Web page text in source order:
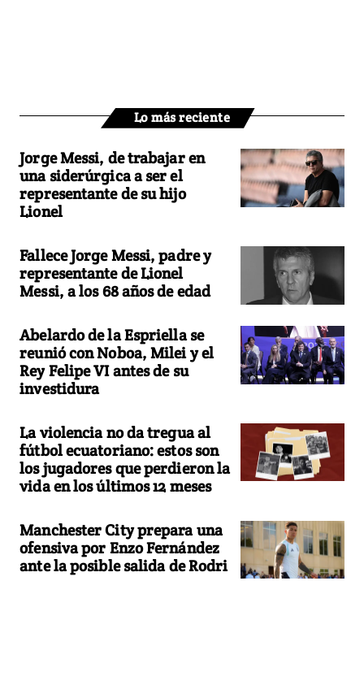
Lo más reciente
Jorge Messi, de trabajar en
una siderúrgica a ser el
representante de su hijo
Lionel
Fallece Jorge Messi, padre y
representante de Lionel
Messi, a los 68 años de edad
Abelardo de la Espriella se
reunió con Noboa, Milei y el
Rey Felipe VI antes de su
investidura
La violencia no da tregua al
fútbol ecuatoriano: estos son
los jugadores que perdieron la
vida en los últimos 12 meses
Manchester City prepara una
ofensiva por Enzo Fernández
ante la posible salida de Rodri